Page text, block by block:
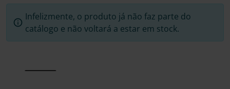
Infelizmente, o produto já não faz parte do
catálogo e não voltará a estar em stock.